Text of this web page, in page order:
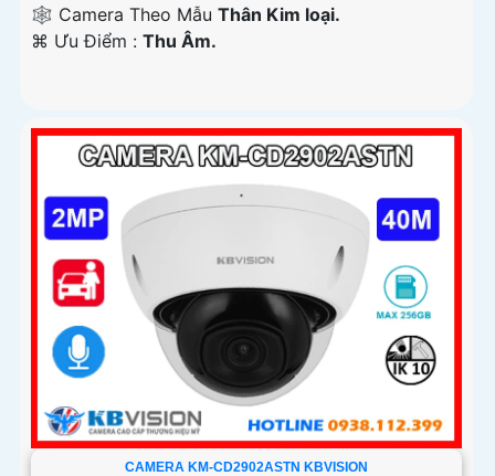
🕸️ Camera Theo Mẫu Thân Kim loại.
️⌘ Ưu Điểm : Thu Âm.
CAMERA KM-CD2902ASTN KBVISION